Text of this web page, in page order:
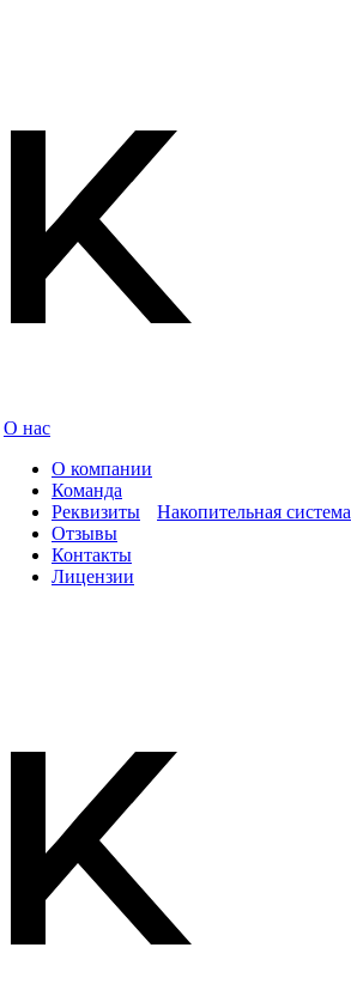
О нас
О компании
Команда
Реквизиты
Отзывы
Контакты
Лицензии
Накопительная система